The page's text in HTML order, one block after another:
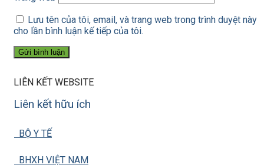
Lưu tên của tôi, email, và trang web trong trình duyệt này
cho lần bình luận kế tiếp của tôi.
LIÊN KẾT WEBSITE
Liên kết hữu ích
BỘ Y TẾ
BHXH VIỆT NAM